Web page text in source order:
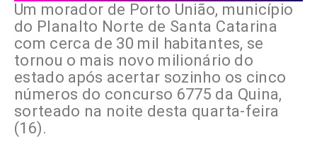
Um morador de Porto União, município
do Planalto Norte de Santa Catarina
com cerca de 30 mil habitantes, se
tornou o mais novo milionário do
estado após acertar sozinho os cinco
números do concurso 6775 da Quina,
sorteado na noite desta quarta-feira
(16).